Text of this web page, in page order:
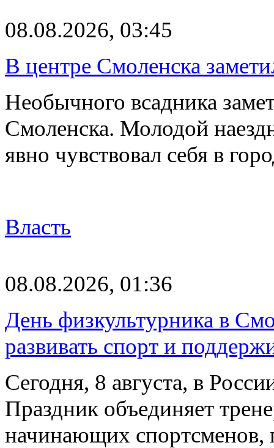
08.08.2026, 03:45
В центре Смоленска
Необычного всадника
Смоленска. Молодой
явно чувствовал себя в
Власть
08.08.2026, 01:36
День физкультурника в
развивать спорт и
Сегодня, 8 августа, в
Праздник объединяет
начинающих